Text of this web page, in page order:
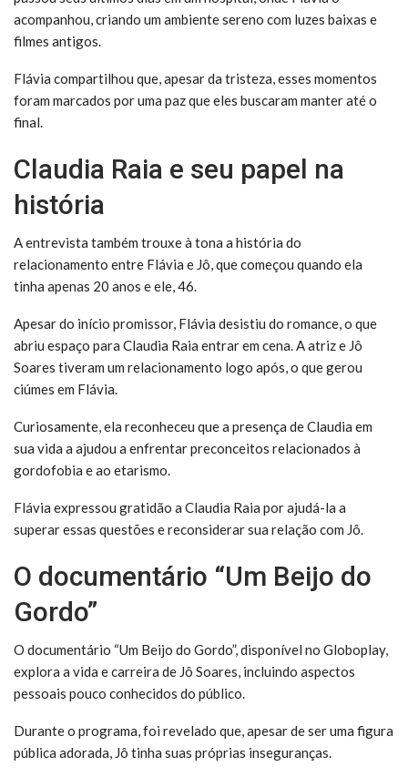
acompanhou, criando um ambiente sereno com luzes baixas e
filmes antigos.
Flávia compartilhou que, apesar da tristeza, esses momentos
foram marcados por uma paz que eles buscaram manter até o
final.
Claudia Raia e seu papel na
história
A entrevista também trouxe à tona a história do
relacionamento entre Flávia e Jô, que começou quando ela
tinha apenas 20 anos e ele, 46.
Apesar do início promissor, Flávia desistiu do romance, o que
abriu espaço para Claudia Raia entrar em cena. A atriz e Jô
Soares tiveram um relacionamento logo após, o que gerou
ciúmes em Flávia.
Curiosamente, ela reconheceu que a presença de Claudia em
sua vida a ajudou a enfrentar preconceitos relacionados à
gordofobia e ao etarismo.
Flávia expressou gratidão a Claudia Raia por ajudá-la a
superar essas questões e reconsiderar sua relação com Jô.
O documentário “Um Beijo do
Gordo”
O documentário “Um Beijo do Gordo”, disponível no Globoplay,
explora a vida e carreira de Jô Soares, incluindo aspectos
pessoais pouco conhecidos do público.
Durante o programa, foi revelado que, apesar de ser uma figura
pública adorada, Jô tinha suas próprias inseguranças.